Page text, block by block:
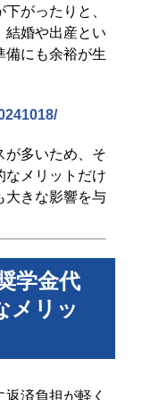
がったりと、
結婚や出産とい
備にも余裕が生
が多いため、そ
なメリットだけ
大きな影響を与
学金代
メリッ
済負担が軽く